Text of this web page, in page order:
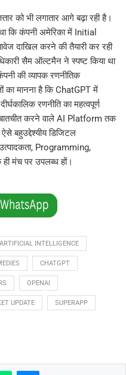
को भी लगातार आगे बढ़ा रही है।
कि कंपनी अमेरिका में Initial
दाखिल करने की तैयारी कर रही
सैम ऑल्टमैन ने स्पष्ट किया था
की व्यापक रणनीतिक
का मानना है कि ChatGPT में
रणनीति का महत्वपूर्ण
करने वाले AI Platform तक
बहुउद्देश्यीय डिजिटल
Programming,
ही मंच पर उपलब्ध हों।
ARTIFICIAL INTELLIGENCE
CHATGPT
OPENAI
UPDATE SUPERAPP